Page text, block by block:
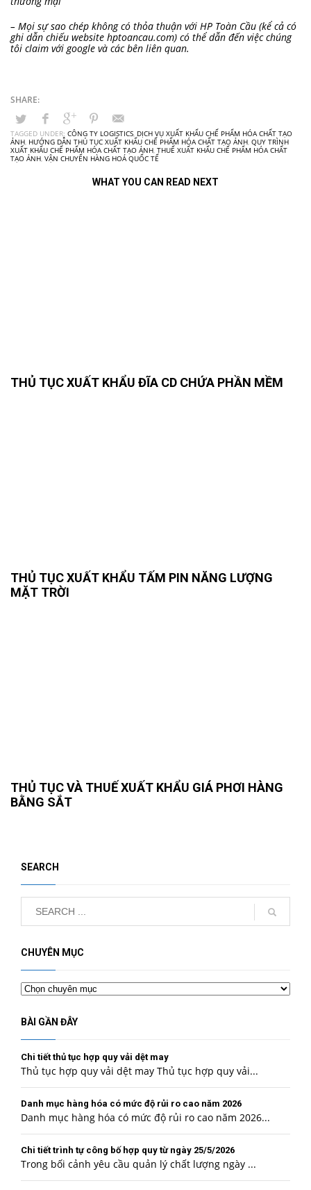
– Mọi sự sao chép không có thỏa thuận với HP Toàn Cầu (kể cả có
ghi dẫn chiếu website hptoancau.com) có thể dẫn đến việc chúng
tôi claim với google và các bên liên quan.
TAGGED UNDER: CÔNG TY LOGISTICS, DỊCH VỤ XUẤT KHẨU CHẾ PHẨM HÓA CHẤT TẠO
ẢNH, HƯỚNG DẪN THỦ TỤC XUẤT KHẨU CHẾ PHẨM HÓA CHẤT TẠO ẢNH, QUY TRÌNH
XUẤT KHẨU CHẾ PHẨM HÓA CHẤT TẠO ẢNH, THUẾ XUẤT KHẨU CHẾ PHẨM HÓA CHẤT
TẠO ẢNH, VẬN CHUYỂN HÀNG HOÁ QUỐC TẾ
WHAT YOU CAN READ NEXT
THỦ TỤC XUẤT KHẨU ĐĨA CD CHỨA PHẦN MỀM
THỦ TỤC XUẤT KHẨU TẤM PIN NĂNG LƯỢNG
MẶT TRỜI
THỦ TỤC VÀ THUẾ XUẤT KHẨU GIÁ PHƠI HÀNG
BẰNG SẮT
SEARCH
CHUYÊN MỤC
Chuyên
mục
BÀI GẦN ĐÂY
Chi tiết thủ tục hợp quy vải dệt may
Thủ tục hợp quy vải dệt may Thủ tục hợp quy vải...
Danh mục hàng hóa có mức độ rủi ro cao năm 2026
Danh mục hàng hóa có mức độ rủi ro cao năm 2026...
Chi tiết trình tự công bố hợp quy từ ngày 25/5/2026
Trong bối cảnh yêu cầu quản lý chất lượng ngày ...